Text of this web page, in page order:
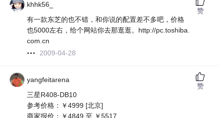
khhk56_
有一款东芝的也不错，和你说的配置差不多吧，价格
也5000左右，给个网站你去那逛逛。http://pc.toshiba.
com.cn
2009-04-28
赞
yangfeitarena
三星R408-DB10
参考价格：￥4999 [北京]
商家报价：￥4849 至 ￥5517
赞